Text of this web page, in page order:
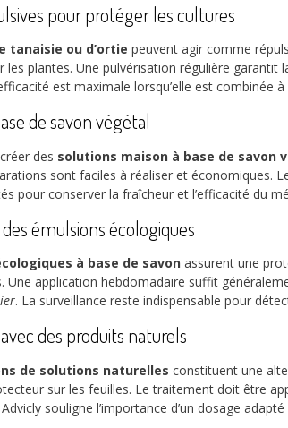
pour protéger les cultures
tanaisie ou d’ortie peuvent agir comme
les plantes. Une pulvérisation régulière
est maximale lorsqu’elle est combinée
de savon végétal
des solutions maison à base de savon
sont faciles à réaliser et économiques.
pour conserver la fraîcheur et l’efficacité du
émulsions écologiques
à base de savon assurent une
Une application hebdomadaire suffit
. La surveillance reste indispensable pour
des produits naturels
de solutions naturelles constituent une
sur les feuilles. Le traitement doit être
souligne l’importance d’un dosage